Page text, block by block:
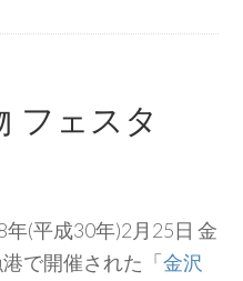
フェスタ
年(平成30年)2月25日 金
で開催された「金沢